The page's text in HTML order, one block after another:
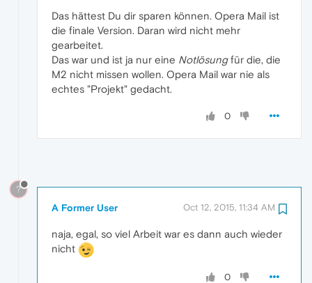
Das hättest Du dir sparen können. Opera Mail ist
die finale Version. Daran wird nicht mehr
gearbeitet.
Das war und ist ja nur eine Notlösungfür die, die
M2 nicht missen wollen. Opera Mail war nie als
echtes "Projekt" gedacht.
0
?
A Former User Oct 12, 2015, 11:34 AM
naja, egal, so viel Arbeit war es dann auch wieder
nicht
0